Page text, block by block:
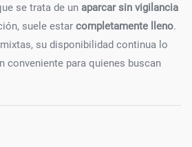
se trata de un aparcar sin vigilancia
suele estar completamente lleno.
su disponibilidad continua lo
conveniente para quienes buscan